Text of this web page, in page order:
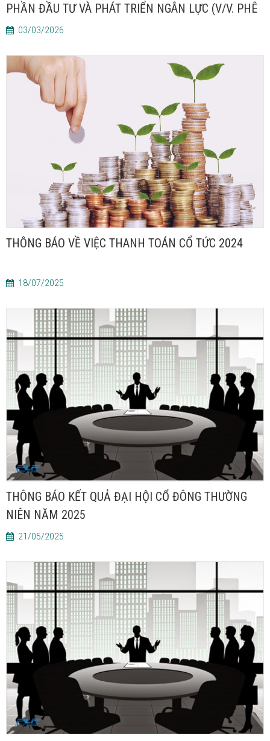
PHẦN ĐẦU TƯ VÀ PHÁT TRIỂN NGÂN LỰC (V/V. PHÊ
DUYỆT DỰ ÁN ĐẦU TƯ XÂY DỰNG NHÀ Ở NGÂN
HIỆU CT2, CT7) THUỘC KHU ĐÔ THỊ MỚI NAM AN
KHÁNH, HÀ NỘI)
03/03/2026
THÔNG BÁO VỀ VIỆC THANH TOÁN CỔ TỨC 2024
18/07/2025
THÔNG BÁO KẾT QUẢ ĐẠI HỘI CỔ ĐÔNG THƯỜNG
NIÊN NĂM 2025
21/05/2025